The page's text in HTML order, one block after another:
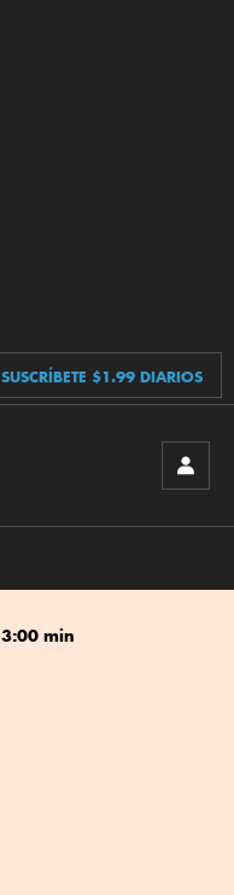
SUSCRÍBETE $1.99 DIARIOS
3:00 min